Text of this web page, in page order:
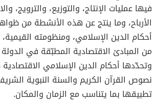
فيها عمليات الإنتاج، والتوزيع، والترويج،
الأرباح، وما ينتج عن هذه الأنشطة من
أحكام الدين الإسلامي، ومنظومته
من المبادئ الاقتصادية المطبّقة في
وتحدّدها أحكام الدين الإسلامي
نصوص القرآن الكريم والسنة النبوية
تطبيقها بما يتناسب مع الزمان والمكان.